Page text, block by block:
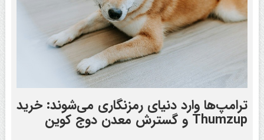
ترامپ‌ها وارد دنیای رمزنگاری می‌شوند: خرید
Thumzup و گسترش معدن دوج کوین